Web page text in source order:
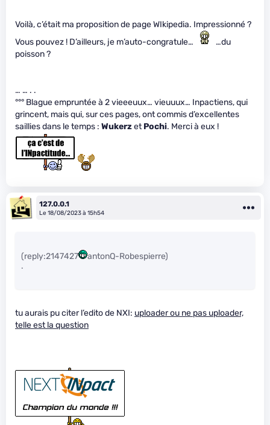
Voilà, c’était ma proposition de page WIkipedia. Impressionné ?
Vous pouvez ! D’ailleurs, je m’auto-congratule…
…du
poisson ?
… … . .
°°° Blague empruntée à 2 vieeeuux… vieuuux… Inpactiens, qui
grincent, mais qui, sur ces pages, ont commis d’excellentes
saillies dans le temps : WukerzetPochi. Merci à eux !
127.0.0.1
Le 18/08/2023 à 15h54
(reply:2147427
antonQ-Robespierre)
.
tu aurais pu citer l’edito de NXI: uploader ou ne pas uploader,
telle est la question